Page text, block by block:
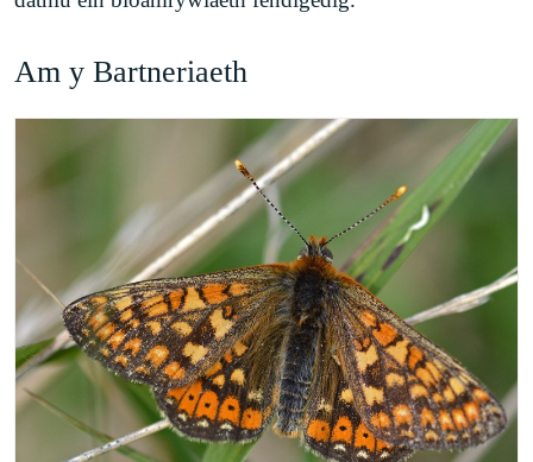
Am y Bartneriaeth